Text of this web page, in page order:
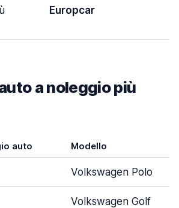
Europcar
a noleggio più
auto Modello
Volkswagen Polo
Volkswagen Golf